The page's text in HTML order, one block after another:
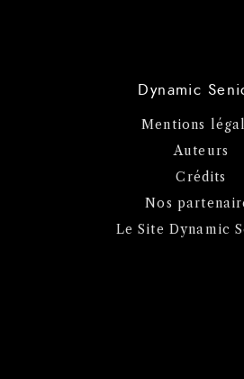
Dynamic
Mentions
Auteurs
Crédits
Nos
Le Site Dynamic